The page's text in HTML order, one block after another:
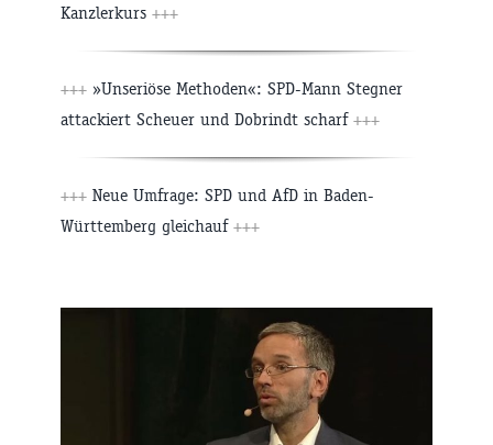
Kanzlerkurs +++
+++ »Unseriöse Methoden«: SPD-Mann Stegner
attackiert Scheuer und Dobrindt scharf +++
+++ Neue Umfrage: SPD und AfD in Baden-
Württemberg gleichauf +++